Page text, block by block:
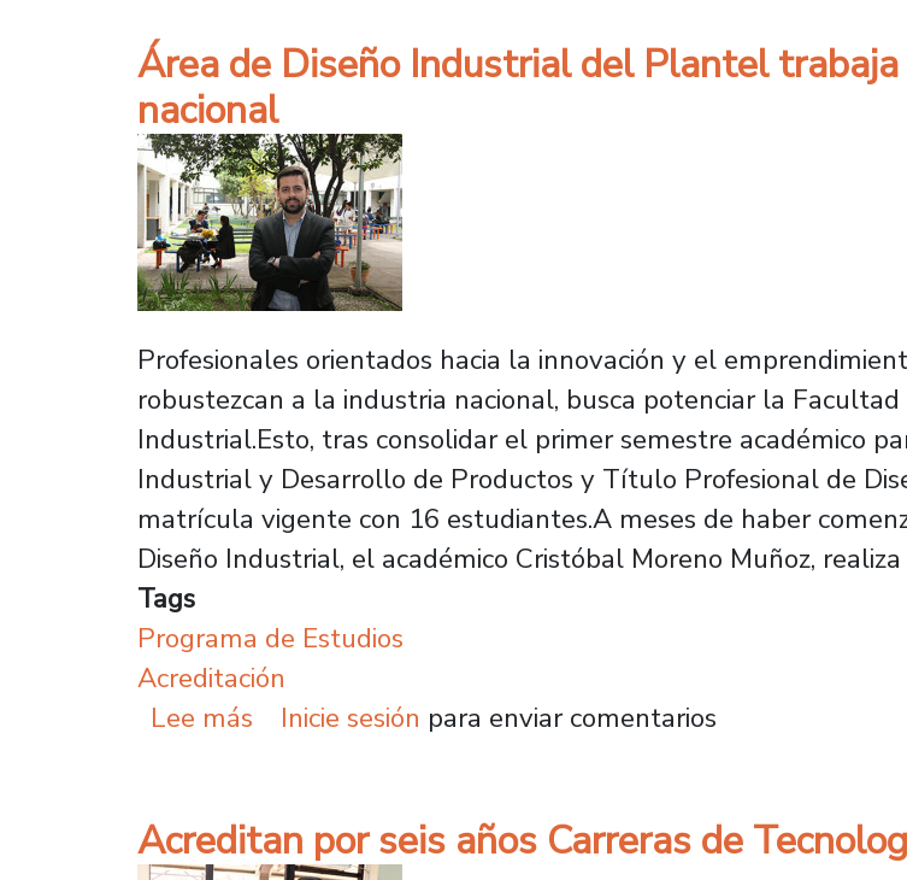
Área de Diseño Industrial del Plantel
nacional
Profesionales orientados hacia la innovación y el
robustezcan a la industria nacional, busca potenciar la
Industrial.Esto, tras consolidar el primer semestre académico
Industrial y Desarrollo de Productos y Título Profesional de
matrícula vigente con 16 estudiantes.A meses de haber
Diseño Industrial, el académico Cristóbal Moreno Muñoz,
Tags
Programa de Estudios
Acreditación
Lee más sobre Área de Diseño Industrial del Plantel trabaja
Inicie sesión para enviar comentarios
Acreditan por seis años Carreras de